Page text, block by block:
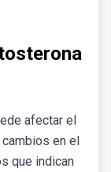
afectar el
en el
que indican